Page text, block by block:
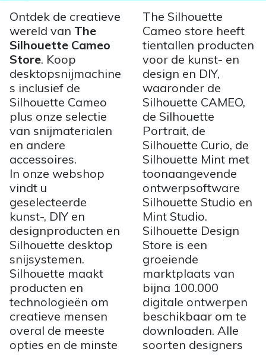
Ontdek de creatieve
wereld van The
Silhouette Cameo
Store. Koop
desktopsnijmachine
s inclusief de
Silhouette Cameo
plus onze selectie
van snijmaterialen
en andere
accessoires.
In onze webshop
vindt u
geselecteerde
kunst-, DIY en
designproducten en
Silhouette desktop
snijsystemen.
Silhouette maakt
producten en
technologieën om
creatieve mensen
overal de meeste
opties en de minste
The Silhouette
Cameo store heeft
tientallen producten
voor de kunst- en
design en DIY,
waaronder de
Silhouette CAMEO,
de Silhouette
Portrait, de
Silhouette Curio, de
Silhouette Mint met
toonaangevende
ontwerpsoftware
Silhouette Studio en
Mint Studio.
Silhouette Design
Store is een
groeiende
marktplaats van
bijna 100.000
digitale ontwerpen
beschikbaar om te
downloaden. Alle
soorten designers